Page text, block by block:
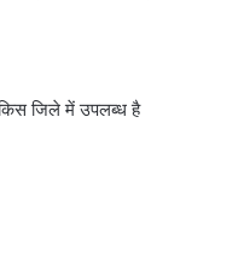
जिले में उपलब्ध है